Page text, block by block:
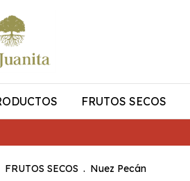
FRUTOS SECOS
FRUTOS SECOS . Nuez Pecán